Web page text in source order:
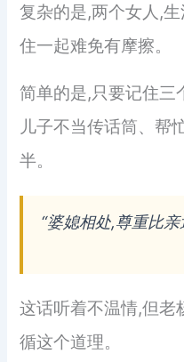
复杂的是,两个女人,
住一起难免有摩擦。
简单的是,只要记住三
儿子不当传话筒、帮
半。
“婆媳相处,尊重比
这话听着不温情,但老
循这个道理。